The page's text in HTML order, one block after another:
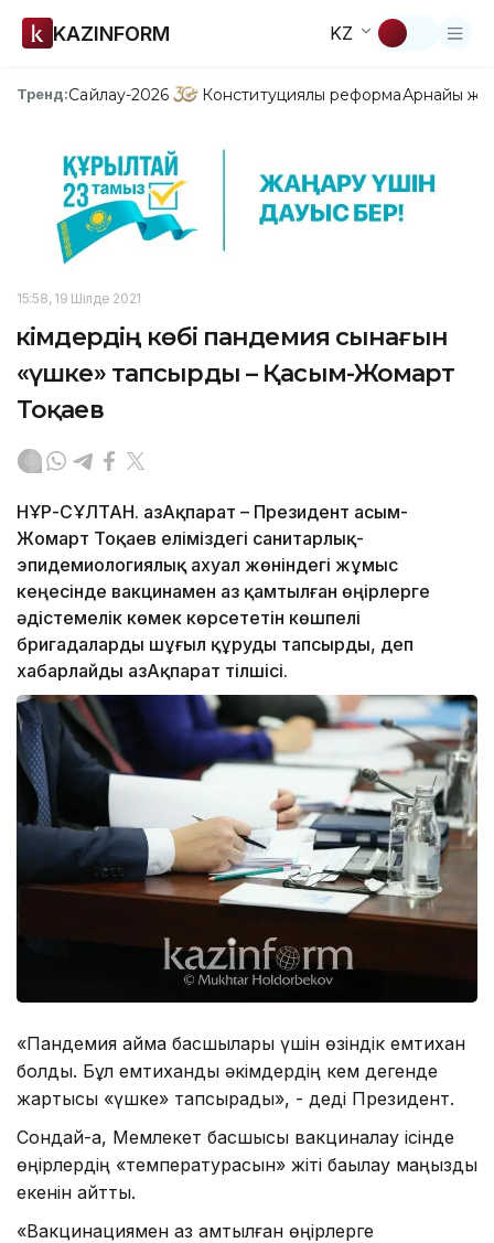
KAZINFORM KZ
Тренд:Сайлау-2026 Конституциялық реформаАрнайы
15:58, 19 Шілде 2021
Әкімдердің көбі пандемия сынағын
«үшке» тапсырды – Қасым-Жомарт
Тоқаев
НҰР-СҰЛТАН. ҚазАқпарат – Президент Қасым-
Жомарт Тоқаев еліміздегі санитарлық-
эпидемиологиялық ахуал жөніндегі жұмыс
кеңесінде вакцинамен аз қамтылған өңірлерге
әдістемелік көмек көрсететін көшпелі
бригадаларды шұғыл құруды тапсырды, деп
хабарлайды ҚазАқпарат тілшісі.
«Пандемия аймақ басшылары үшін өзіндік емтихан
болды. Бұл емтиханды әкімдердің кем дегенде
жартысы «үшке» тапсырады», - деді Президент.
Сондай-ақ, Мемлекет басшысы вакциналау ісінде
өңірлердің «температурасын» жіті бақылау маңызды
екенін айтты.
«Вакцинациямен аз қамтылған өңірлерге